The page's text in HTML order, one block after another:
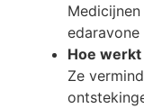
edaravone
Hoe
Ze